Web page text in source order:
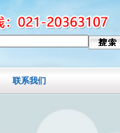
联系我们